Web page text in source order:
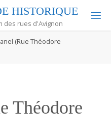
E HISTORIQUE
des rues d'Avignon
(Rue Théodore
Théodore